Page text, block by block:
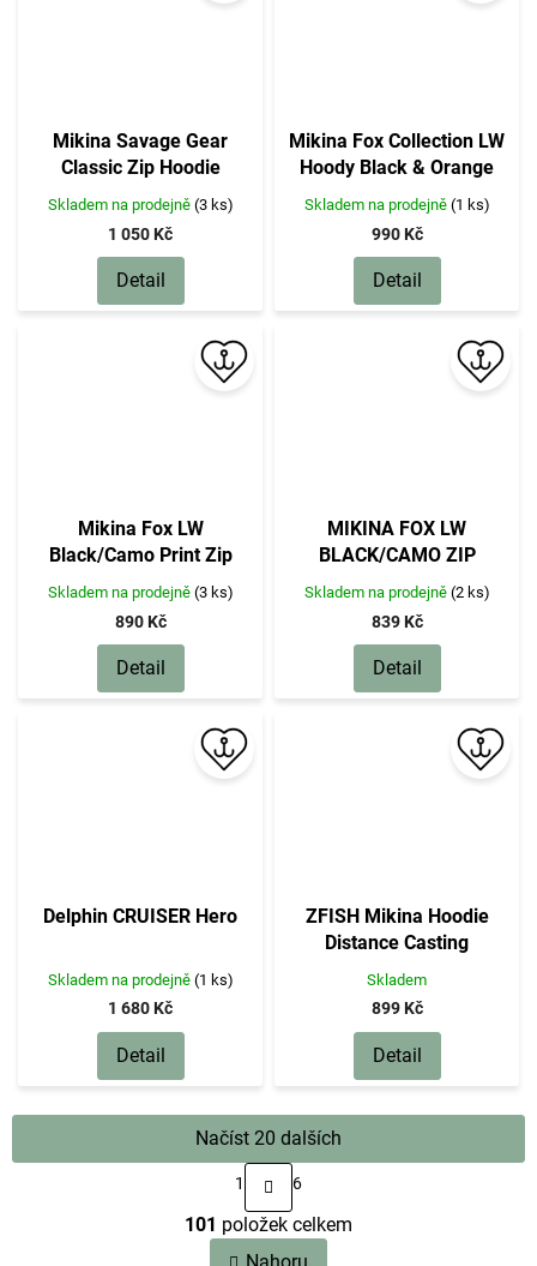
Mikina Savage Gear
Classic Zip Hoodie
Skladem na prodejně (3 ks)
1 050 Kč
Detail
Mikina Fox Collection LW
Hoody Black & Orange
Skladem na prodejně (1 ks)
990 Kč
Detail
Mikina Fox LW
Black/Camo Print Zip
Hoody
Skladem na prodejně (3 ks)
890 Kč
Detail
MIKINA FOX LW
BLACK/CAMO ZIP
Skladem na prodejně (2 ks)
839 Kč
Detail
Delphin CRUISER Hero
Skladem na prodejně (1 ks)
1 680 Kč
Detail
ZFISH Mikina Hoodie
Distance Casting
Skladem
899 Kč
Detail
O
v
l
Načíst 20 dalších
S
t
r
á
n
1 6
101 položek celkem